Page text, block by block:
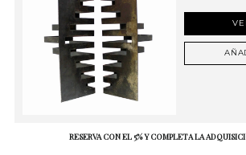
RESERVA CON EL 5% Y COMPLETA LA